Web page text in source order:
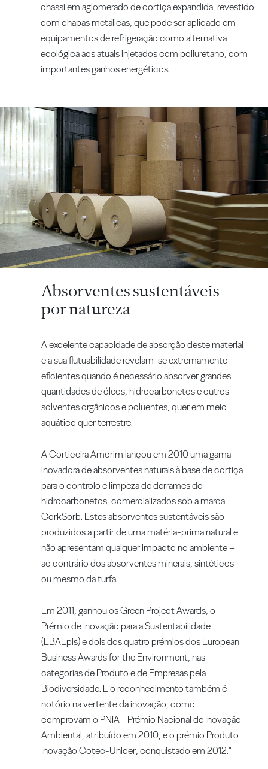
chassi em aglomerado de cortiça expandida, revestido
com chapas metálicas, que pode ser aplicado em
equipamentos de refrigeração como alternativa
ecológica aos atuais injetados com poliuretano, com
importantes ganhos energéticos.
Absorventes sustentáveis
por natureza
A excelente capacidade de absorção deste material
e a sua flutuabilidade revelam-se extremamente
eficientes quando é necessário absorver grandes
quantidades de óleos, hidrocarbonetos e outros
solventes orgânicos e poluentes, quer em meio
aquático quer terrestre.
A Corticeira Amorim lançou em 2010 uma gama
inovadora de absorventes naturais à base de cortiça
para o controlo e limpeza de derrames de
hidrocarbonetos, comercializados sob a marca
CorkSorb. Estes absorventes sustentáveis são
produzidos a partir de uma matéria-prima natural e
não apresentam qualquer impacto no ambiente –
ao contrário dos absorventes minerais, sintéticos
ou mesmo da turfa.
Em 2011, ganhou os Green Project Awards, o
Prémio de Inovação para a Sustentabilidade
(EBAEpis) e dois dos quatro prémios dos European
Business Awards for the Environment, nas
categorias de Produto e de Empresas pela
Biodiversidade. E o reconhecimento também é
notório na vertente da inovação, como
comprovam o PNIA - Prémio Nacional de Inovação
Ambiental, atribuído em 2010, e o prémio Produto
Inovação Cotec-Unicer, conquistado em 2012."